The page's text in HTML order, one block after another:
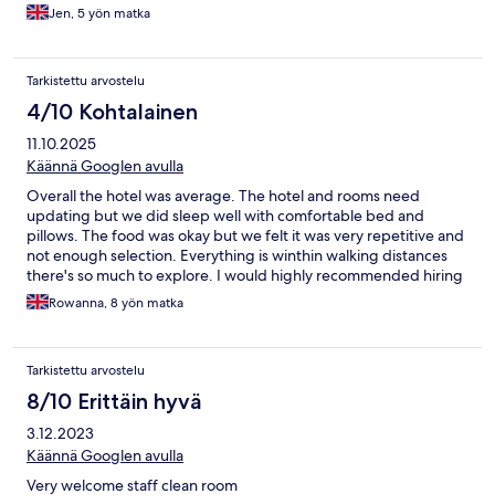
Jen, 5 yön matka
Tarkistettu arvostelu
4/10 Kohtalainen
11.10.2025
Käännä Googlen avulla
Overall the hotel was average. The hotel and rooms need
updating but we did sleep well with comfortable bed and
pillows. The food was okay but we felt it was very repetitive and
not enough selection. Everything is winthin walking distances
there's so much to explore. I would highly recommended hiring
a buggy for the whole day. We explored 4 of the best beaches
on the island. Overall we have had an amazing holiday and will
Rowanna, 8 yön matka
Tarkistettu arvostelu
8/10 Erittäin hyvä
3.12.2023
Käännä Googlen avulla
Very welcome staff clean room